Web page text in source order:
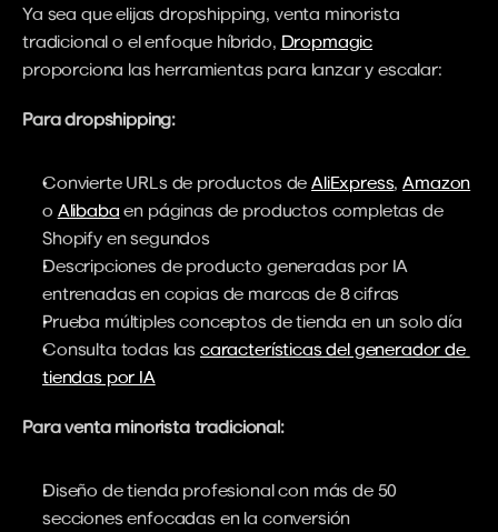
Ya sea que elijas dropshipping, venta minorista
tradicional o el enfoque híbrido, Dropmagic
proporciona las herramientas para lanzar y escalar:
Para dropshipping:
Convierte URLs de productos de AliExpress, Amazon
o Alibaba en páginas de productos completas de
Shopify en segundos
Descripciones de producto generadas por IA
entrenadas en copias de marcas de 8 cifras
Prueba múltiples conceptos de tienda en un solo día
Consulta todas las características del generador de
tiendas por IA
Para venta minorista tradicional:
Diseño de tienda profesional con más de 50
secciones enfocadas en la conversión